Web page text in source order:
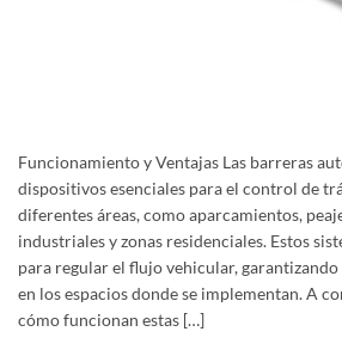
Funcionamiento y Ventajas Las barreras
dispositivos esenciales para el control de
diferentes áreas, como aparcamientos,
industriales y zonas residenciales. Estos
para regular el flujo vehicular,
en los espacios donde se implementan. A
cómo funcionan estas […]